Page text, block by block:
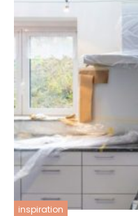
inspiration